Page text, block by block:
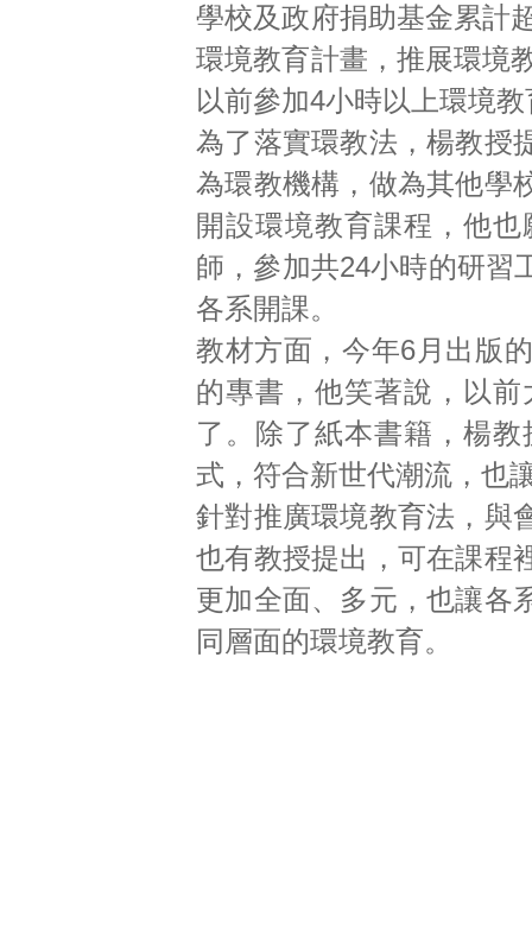
學校及政府捐助基金累計
環境教育計畫，推展環境
以前參加4小時以上環境
為了落實環教法，楊教授
為環教機構，做為其他學
開設環境教育課程，他
師，參加共24小時的研習
各系開課。
教材方面，今年6月出版
的專書，他笑著說，以
了。除了紙本書籍，楊
式，符合新世代潮流，也
針對推廣環境教育法，與
也有教授提出，可在課程
更加全面、多元，也讓各
同層面的環境教育。